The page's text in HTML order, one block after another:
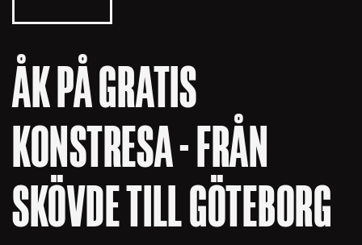
ÅK PÅ GRATIS
KONSTRESA - FRÅN
SKÖVDE TILL GÖTEBORG